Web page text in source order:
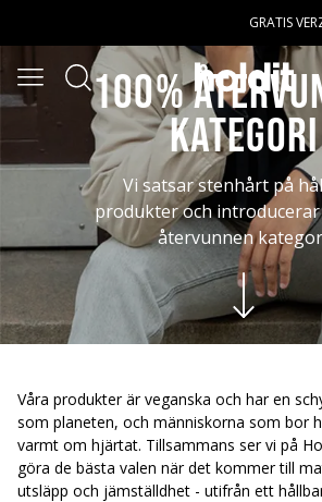
GRATIS
Open menu
Zoeken
100%
kategori
Vi satsar stenhårt på
produkter och introducerar
återvunnen
Våra produkter är veganska och har en
som planeten, och människorna som bor
varmt om hjärtat. Tillsammans ser vi på
göra de bästa valen när det kommer till
utsläpp och jämställdhet - utifrån ett